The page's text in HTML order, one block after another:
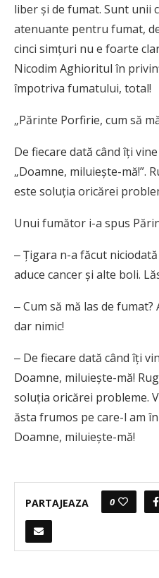
liber şi de fumat. Sunt unii
atenuante pentru fumat,
cinci simţuri nu e foarte
Nicodim Aghioritul în
împotriva fumatului, total!
„Părinte Porfirie, cum să
De fiecare dată când îţi
„Doamne, miluieşte-mă!”.
este soluţia oricărei
Unui fumător i-a spus
‒ Ţigara n-a făcut
aduce cancer şi alte boli.
‒ Cum să mă las de
dar nimic!
‒ De fiecare dată când îţi
Doamne, miluieşte-mă!
soluţia oricărei probleme.
ăsta frumos pe care-l am
Doamne, miluieşte-mă!
PARTAJEAZA 0